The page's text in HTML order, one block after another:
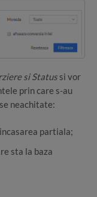
si Status si vor
prin care s-au
neachitate:
partiala;
sta la baza